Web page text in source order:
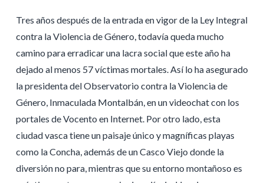
Tres años después de la entrada en vigor de la Ley Integral
contra la Violencia de Género, todavía queda mucho
camino para erradicar una lacra social que este año ha
dejado al menos 57 víctimas mortales. Así lo ha asegurado
la presidenta del Observatorio contra la Violencia de
Género, Inmaculada Montalbán, en un videochat con los
portales de Vocento en Internet. Por otro lado, esta
ciudad vasca tiene un paisaje único y magníficas playas
como la Concha, además de un Casco Viejo donde la
diversión no para, mientras que su entorno montañoso es